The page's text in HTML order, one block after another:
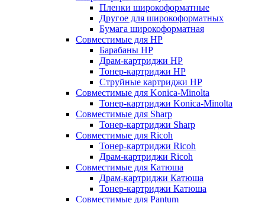
Пленки широкоформатные
Другое для широкоформатных
Бумага широкоформатная
Совместимые для HP
Барабаны HP
Драм-картриджи HP
Тонер-картриджи HP
Струйные картриджи HP
Совместимые для Konica-Minolta
Тонер-картриджи Konica-Minolta
Совместимые для Sharp
Тонер-картриджи Sharp
Совместимые для Ricoh
Тонер-картриджи Ricoh
Драм-картриджи Ricoh
Совместимые для Катюша
Драм-картриджи Катюша
Тонер-картриджи Катюша
Совместимые для Pantum